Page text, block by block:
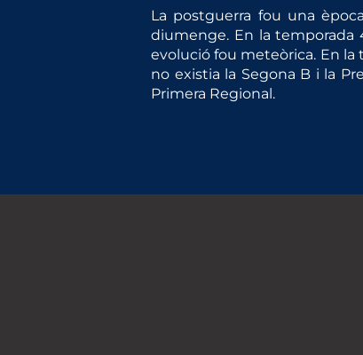
La postguerra fou una
diumenge. En la temporada
evolució fou meteòrica. En la
no existia la Segona B i la
Primera Regional.